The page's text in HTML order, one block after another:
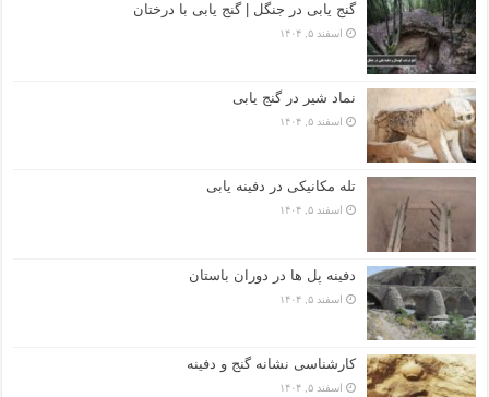
گنج یابی در جنگل | گنج یابی با درختان
اسفند ۵, ۱۴۰۴
نماد شیر در گنج یابی
اسفند ۵, ۱۴۰۴
تله مکانیکی در دفینه یابی
اسفند ۵, ۱۴۰۴
دفینه پل ها در دوران باستان
اسفند ۵, ۱۴۰۴
کارشناسی نشانه گنج و دفینه
اسفند ۵, ۱۴۰۴